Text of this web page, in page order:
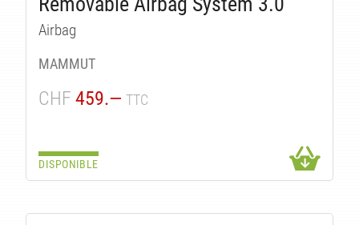
Airbag
MAMMUT
CHF 459.— TTC
DISPONIBLE